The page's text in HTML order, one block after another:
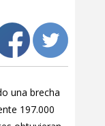
una brecha
197.000